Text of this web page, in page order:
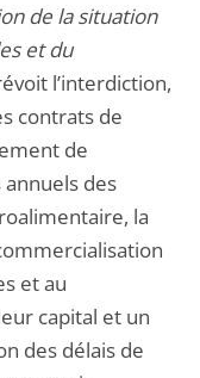
de la situation
et du
l’interdiction,
contrats de
de
des
la
et au
capital et un
des délais de